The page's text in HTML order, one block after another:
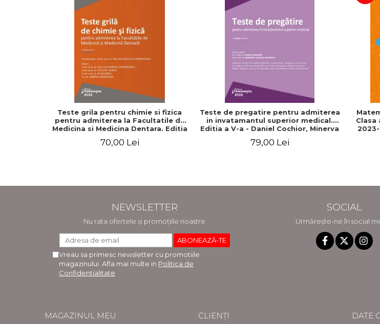
Teste grila pentru chimie si fizica
pentru admiterea la Facultatile de
Medicina si Medicina Dentara. Editia
Violeta Hancu, Elena Rusu, Gabriela
70,00 Lei
Teste de pregatire pentru admiterea
in invatamantul superior medical.
Editia a V-a - Daniel Cochior, Minerva
79,00 Lei
Clasa
NEWSLETTER
Nu rata ofertele și promoțiile noastre
Vreau sa primesc newsletter cu promotiile
magazinului. Afla mai multe in Politica de
Confidentialitate
SOCIAL
Urmărește-ne în social
MAGAZINUL MEU CLIENȚI DATE